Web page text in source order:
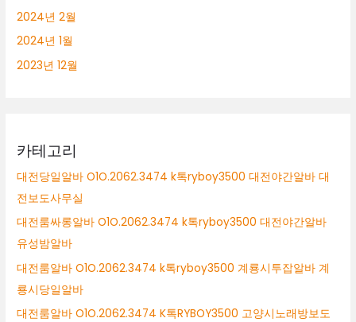
2024년 2월
2024년 1월
2023년 12월
카테고리
대전당일알바 O1O.2062.3474 k톡ryboy3500 대전야간알바 대
전보도사무실
대전룸싸롱알바 O1O.2062.3474 k톡ryboy3500 대전야간알바
유성밤알바
대전룸알바 O1O.2062.3474 k톡ryboy3500 계룡시투잡알바 계
룡시당일알바
대전룸알바 O1O.2062.3474 K톡RYBOY3500 고양시노래방보도